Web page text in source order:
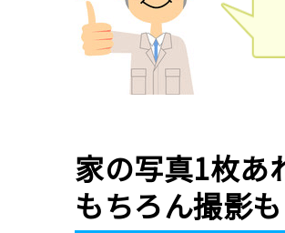
家の写真1枚あ
もちろん撮影